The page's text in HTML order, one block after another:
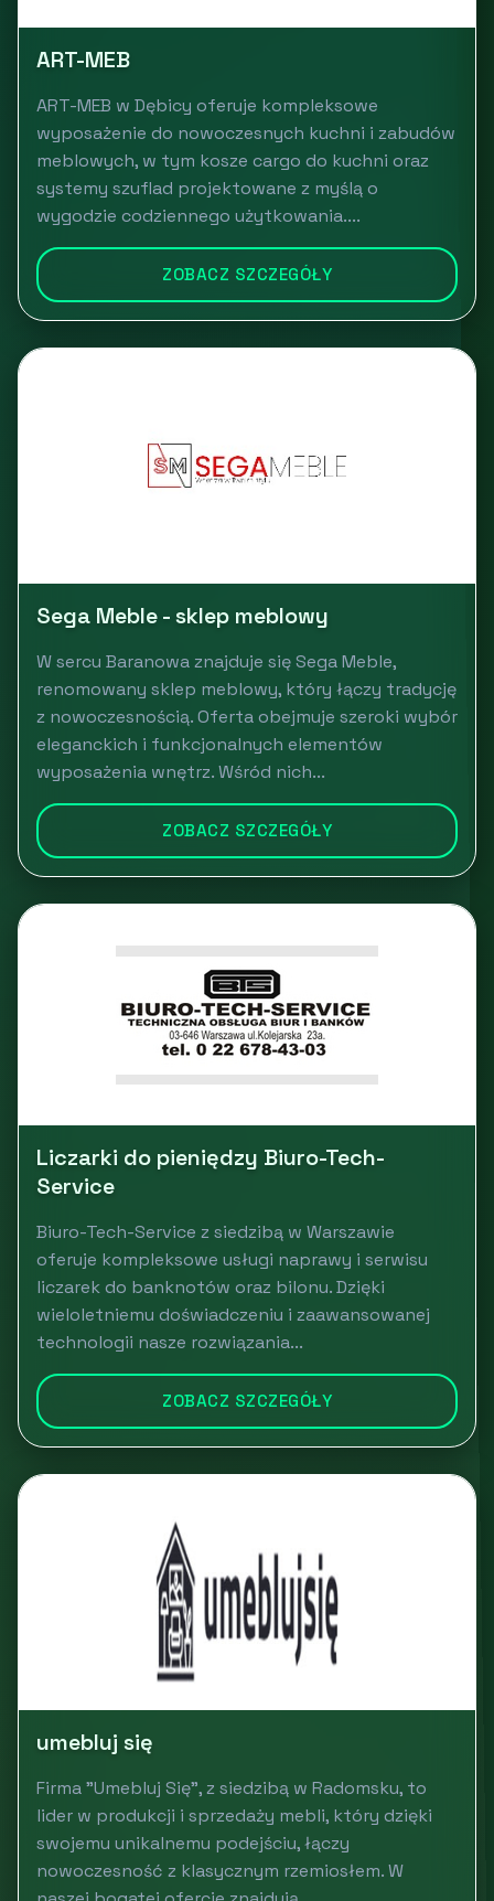
ART-MEB
ART-MEB w Dębicy oferuje kompleksowe
wyposażenie do nowoczesnych kuchni i zabudów
meblowych, w tym kosze cargo do kuchni oraz
systemy szuflad projektowane z myślą o
wygodzie codziennego użytkowania....
ZOBACZ SZCZEGÓŁY
Sega Meble - sklep meblowy
W sercu Baranowa znajduje się Sega Meble,
renomowany sklep meblowy, który łączy tradycję
z nowoczesnością. Oferta obejmuje szeroki wybór
eleganckich i funkcjonalnych elementów
wyposażenia wnętrz. Wśród nich...
ZOBACZ SZCZEGÓŁY
Liczarki do pieniędzy Biuro-Tech-
Service
Biuro-Tech-Service z siedzibą w Warszawie
oferuje kompleksowe usługi naprawy i serwisu
liczarek do banknotów oraz bilonu. Dzięki
wieloletniemu doświadczeniu i zaawansowanej
technologii nasze rozwiązania...
ZOBACZ SZCZEGÓŁY
umebluj się
Firma "Umebluj Się", z siedzibą w Radomsku, to
lider w produkcji i sprzedaży mebli, który dzięki
swojemu unikalnemu podejściu, łączy
nowoczesność z klasycznym rzemiosłem. W